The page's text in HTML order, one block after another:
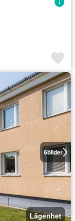
6bilder
Lägenhet